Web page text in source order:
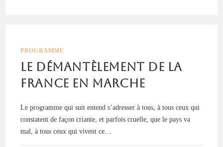
PROGRAMME
Le démantèlement de la
France En Marche
Le programme qui suit entend s’adresser à tous, à tous ceux qui
constatent de façon criante, et parfois cruelle, que le pays va
mal, à tous ceux qui vivent ce…